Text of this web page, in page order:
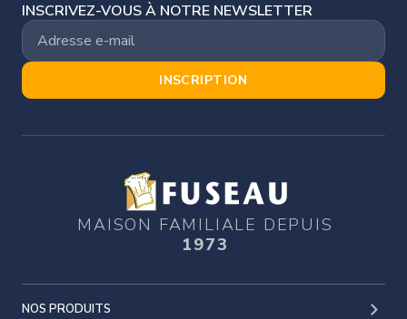
INSCRIVEZ-VOUS À NOTRE NEWSLETTER
INSCRIPTION
MAISON FAMILIALE DEPUIS
1973
NOS PRODUITS